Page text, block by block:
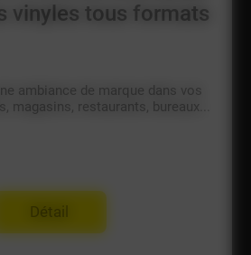
vinyles tous formats
ambiance de marque dans vos
magasins, restaurants, bureaux...
Détail